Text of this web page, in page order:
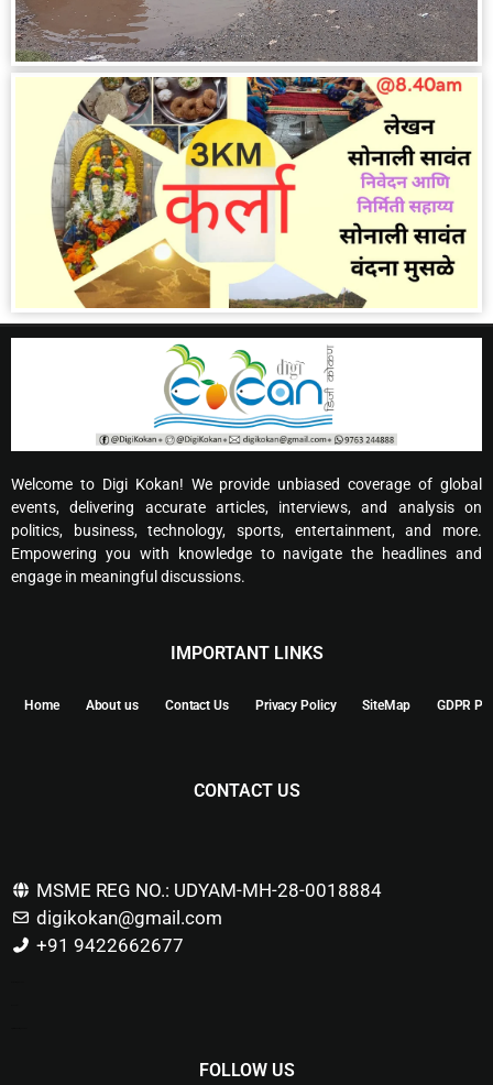
Welcome to Digi Kokan! We provide unbiased coverage of global
events, delivering accurate articles, interviews, and analysis on
politics, business, technology, sports, entertainment, and more.
Empowering you with knowledge to navigate the headlines and
engage in meaningful discussions.
IMPORTANT LINKS
Home About us Contact Us Privacy Policy SiteMap GDPR
CONTACT US
MSME REG NO.: UDYAM-MH-28-0018884
digikokan@gmail.com
+91 9422662677
FOLLOW US